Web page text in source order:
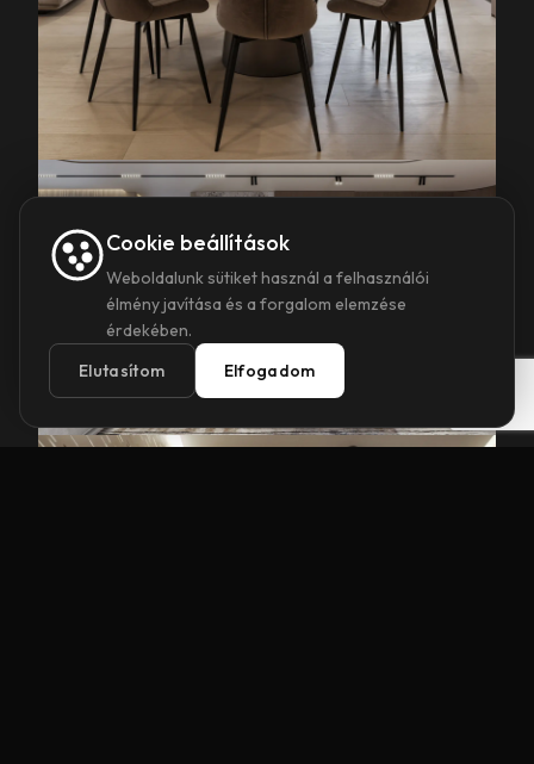
Cookie beállítások
Weboldalunk sütiket használ a felhasználói
élmény javítása és a forgalom elemzése
érdekében.
Elutasítom
Elfogadom